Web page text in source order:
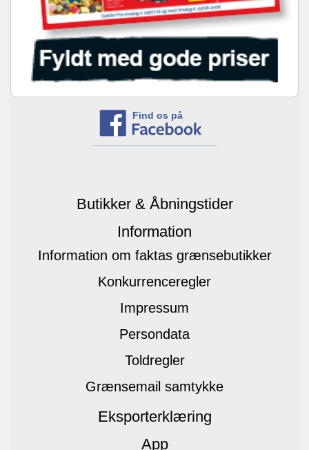
Find os på
Butikker & Åbningstider
Information
Information om faktas grænsebutikker
Konkurrenceregler
Impressum
Persondata
Toldregler
Grænsemail samtykke
Eksporterklæring
App